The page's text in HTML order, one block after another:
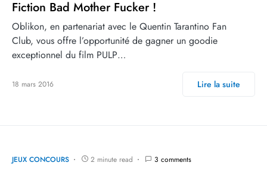
Fiction Bad Mother Fucker !
Oblikon, en partenariat avec le Quentin Tarantino Fan
Club, vous offre l’opportunité de gagner un goodie
exceptionnel du film PULP…
18 mars 2016 Lire la suite
JEUX CONCOURS 2 minute read 3 comments